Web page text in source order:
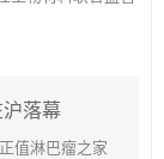
落幕
淋巴瘤之家